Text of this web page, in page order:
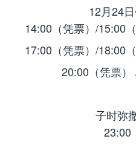
服务中心
政策法规
12月24
14:00（凭票）/15:00
17:00（凭票）/18:00
20:00（凭票）
子时弥
23:00